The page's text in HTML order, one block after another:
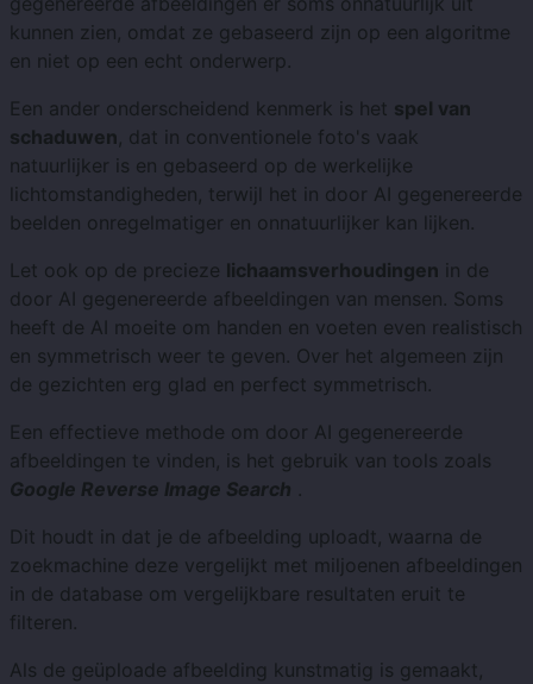
kunnen zien, omdat ze gebaseerd zijn op een algoritme
en niet op een echt onderwerp.
Een ander onderscheidend kenmerk is het spel van
schaduwen , dat in conventionele foto's vaak
natuurlijker is en gebaseerd op de werkelijke
lichtomstandigheden, terwijl het in door AI gegenereerde
beelden onregelmatiger en onnatuurlijker kan lijken.
Let ook op de precieze lichaamsverhoudingen in de
door AI gegenereerde afbeeldingen van mensen. Soms
heeft de AI moeite om handen en voeten even realistisch
en symmetrisch weer te geven. Over het algemeen zijn
de gezichten erg glad en perfect symmetrisch.
Een effectieve methode om door AI gegenereerde
afbeeldingen te vinden, is het gebruik van tools zoals
Google Reverse Image Search .
Dit houdt in dat je de afbeelding uploadt, waarna de
zoekmachine deze vergelijkt met miljoenen afbeeldingen
in de database om vergelijkbare resultaten eruit te
filteren.
Als de geüploade afbeelding kunstmatig is gemaakt,